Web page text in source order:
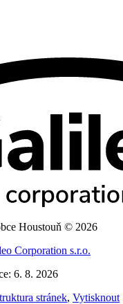
Houstouň © 2026
Corporation s.r.o.
6. 8. 2026
stránek, Vytisknout